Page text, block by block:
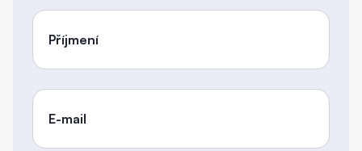
Příjmení
E-mail